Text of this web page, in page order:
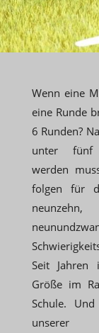
Wenn eine
eine Runde
6 Runden?
unter fünf
werden
folgen für
Seit Jahren
Größe im
Schule.
unserer